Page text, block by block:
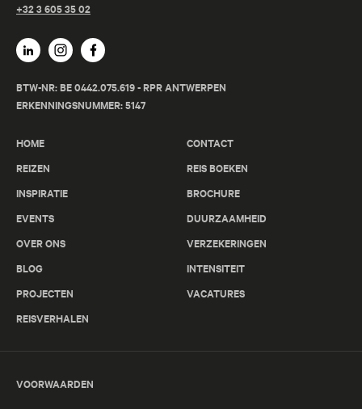
+32 3 605 35 02
BTW-NR: BE 0442.075.619 - RPR ANTWERPEN
ERKENNINGSNUMMER: 5147
HOME
REIZEN
INSPIRATIE
EVENTS
OVER ONS
BLOG
PROJECTEN
REISVERHALEN
CONTACT
REIS BOEKEN
BROCHURE
DUURZAAMHEID
VERZEKERINGEN
INTENSITEIT
VACATURES
VOORWAARDEN